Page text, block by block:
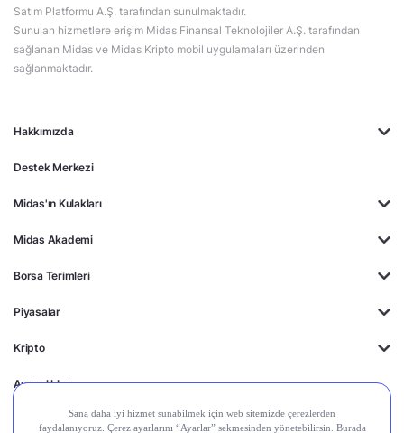
Hakkımızda
Destek Merkezi
Midas'ın Kulakları
Midas Akademi
Borsa Terimleri
Piyasalar
Kripto
Ayrıcalıklar
Satım Platformu A.Ş. tarafından sunulmaktadır.
Sunulan hizmetlere erişim Midas Finansal Teknolojiler A.Ş. tarafından
sağlanan Midas ve Midas Kripto mobil uygulamaları üzerinden
sağlanmaktadır.